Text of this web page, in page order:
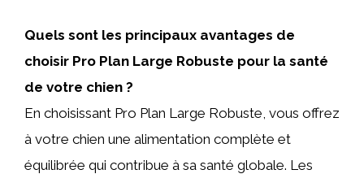
Quels sont les principaux avantages de
choisir Pro Plan Large Robuste pour la santé
de votre chien ?
En choisissant Pro Plan Large Robuste, vous offrez
à votre chien une alimentation complète et
équilibrée qui contribue à sa santé globale. Les